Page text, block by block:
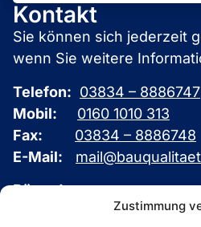
Zustimmung
Kontakt
Sie können sich jederzeit
wenn Sie weitere
Telefon: 03834 – 8886747
Mobil:
0160 1010 313
Fax:
03834 – 8886748
E-Mail:
Büroadresse:
AUC